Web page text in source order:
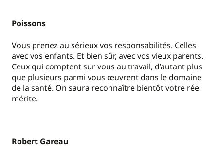
Poissons
Vous prenez au sérieux vos responsabilités. Celles
avec vos enfants. Et bien sûr, avec vos vieux parents.
Ceux qui comptent sur vous au travail, d’autant plus
que plusieurs parmi vous œuvrent dans le domaine
de la santé. On saura reconnaître bientôt votre réel
mérite.
Robert Gareau